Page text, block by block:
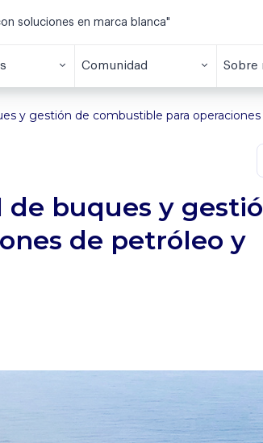
soluciones en marca blanca"
Comunidad Sobre
y gestión de combustible para
de buques y
de petróleo y